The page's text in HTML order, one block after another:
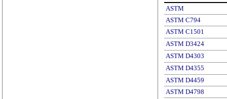
ASTM
ASTM C794
ASTM C1501
ASTM D3424
ASTM D4303
ASTM D4355
ASTM D4459
ASTM D4798